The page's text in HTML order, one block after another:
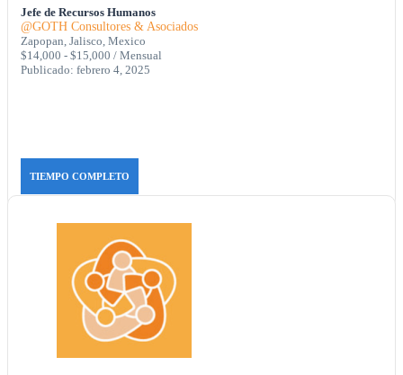
Jefe de Recursos Humanos
@GOTH Consultores & Asociados
Zapopan, Jalisco, Mexico
$14,000 - $15,000 / Mensual
Publicado: febrero 4, 2025
TIEMPO COMPLETO